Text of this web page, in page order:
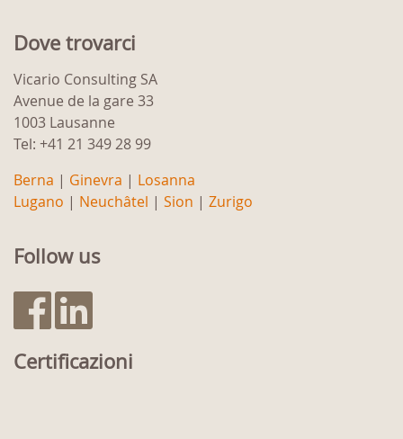
Dove trovarci
Vicario Consulting SA
Avenue de la gare 33
1003 Lausanne
Tel: +41 21 349 28 99
Berna | Ginevra | Losanna
Lugano | Neuchâtel | Sion | Zurigo
Follow us
Certificazioni